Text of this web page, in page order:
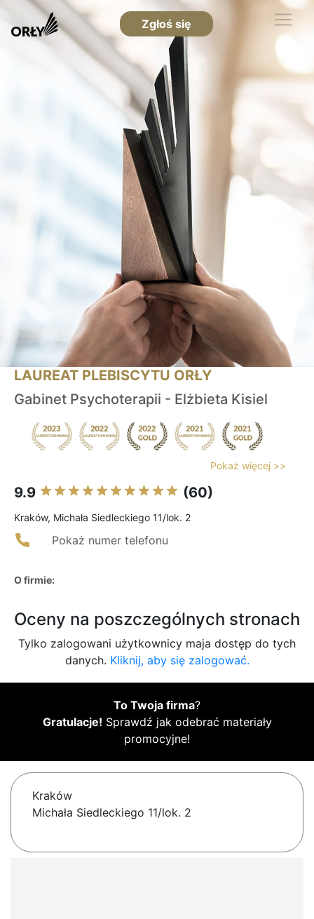
Zgłoś się
LAUREAT PLEBISCYTU ORŁY
Gabinet Psychoterapii - Elżbieta Kisiel
Pokaż więcej >>
9.9 (60)
Kraków, Michała Siedleckiego 11/lok. 2
Pokaż numer telefonu
O firmie:
Oceny na poszczególnych stronach
Tylko zalogowani użytkownicy maja dostęp do tych
danych. Kliknij, aby się zalogować.
To Twoja firma?
Gratulacje! Sprawdź jak odebrać materiały
promocyjne!
Kraków
Michała Siedleckiego 11/lok. 2